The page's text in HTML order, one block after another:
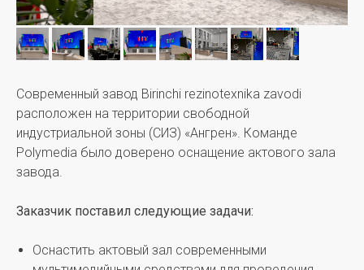
Современный завод Birinchi rezinotexnika zavodi
расположен на территории свободной
индустриальной зоны (СИЗ) «Ангрен». Команде
Polymedia было доверено оснащение актового зала
завода.
Заказчик поставил следующие задачи:
Оснастить актовый зал современными